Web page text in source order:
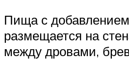
Пища с
размещается на
между дровами,